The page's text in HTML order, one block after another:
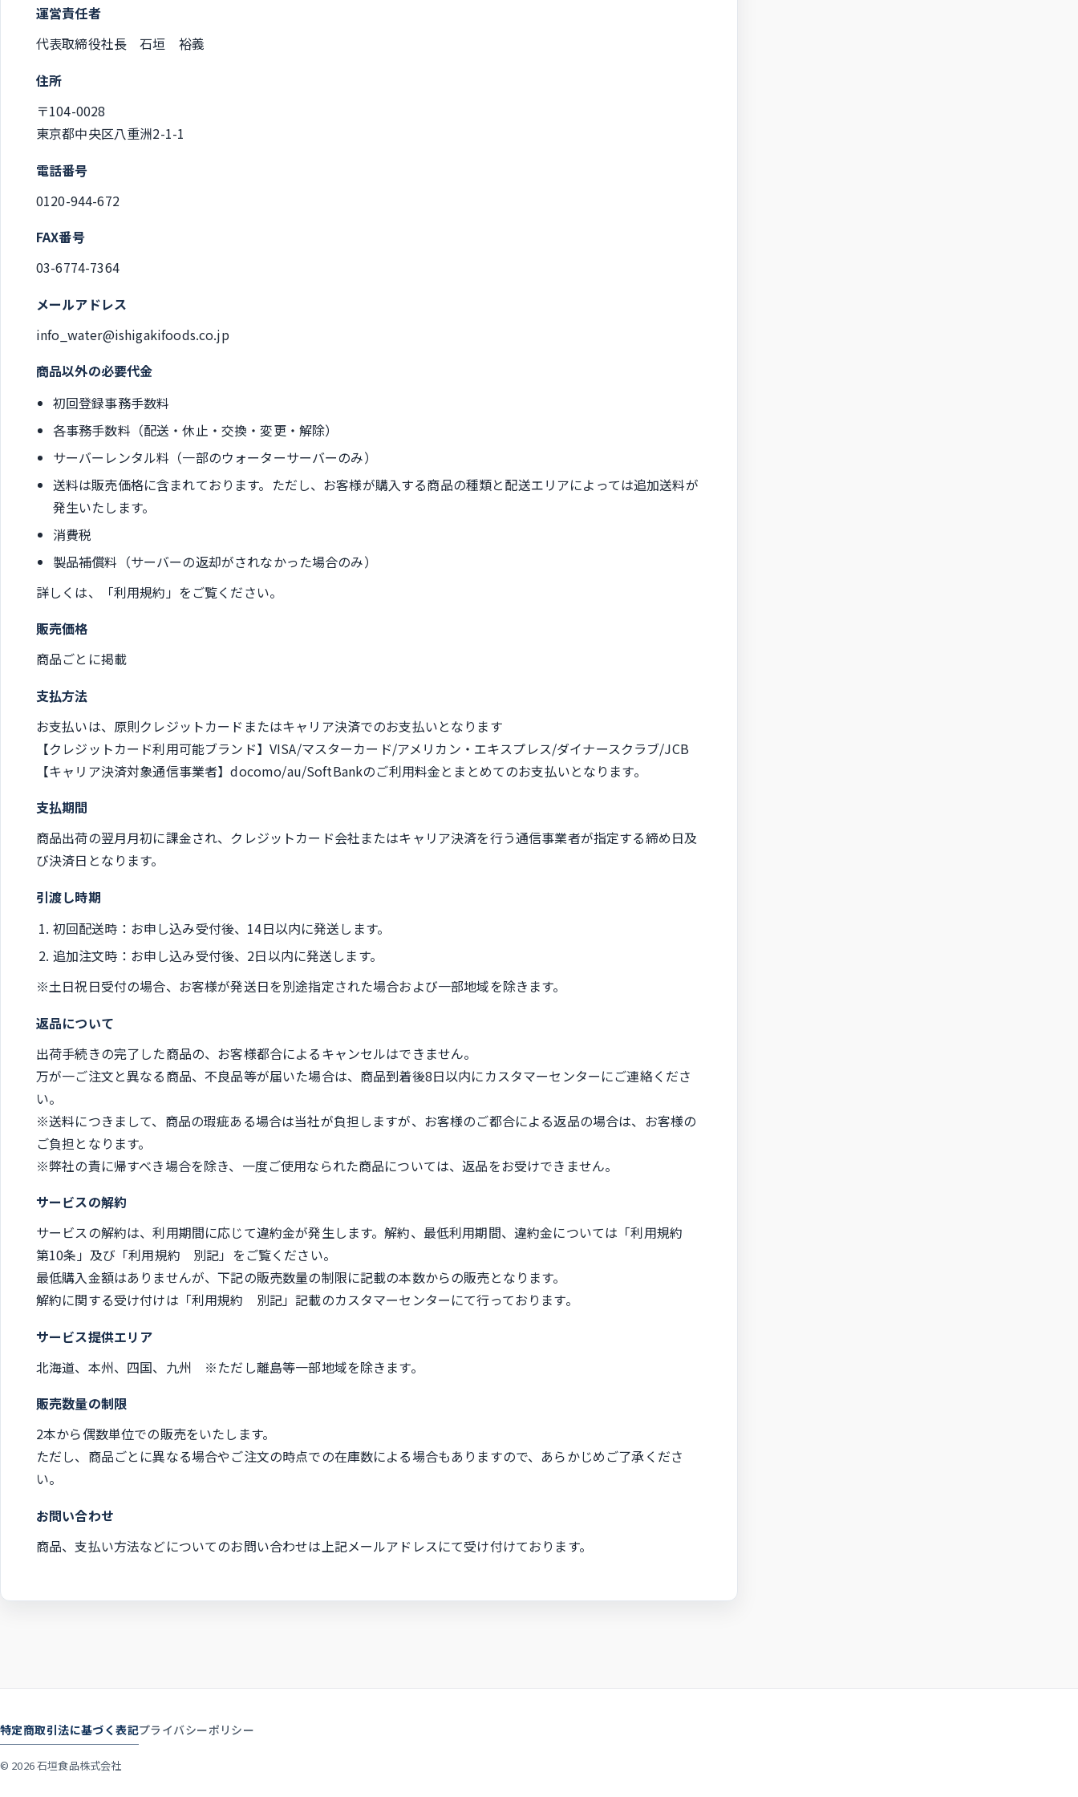
運営責任者
代表取締役社長 石垣 裕義
住所
〒104-0028
東京都中央区八重洲2-1-1
電話番号
0120-944-672
FAX番号
03-6774-7364
メールアドレス
info_water@ishigakifoods.co.jp
商品以外の必要代金
初回登録事務手数料
各事務手数料（配送・休止・交換・変更・解除）
サーバーレンタル料（一部のウォーターサーバーのみ）
送料は販売価格に含まれております。ただし、お客様が購入する商品の種類と配送エリアによっては追加送料が
発生いたします。
消費税
製品補償料（サーバーの返却がされなかった場合のみ）
詳しくは、「利用規約」をご覧ください。
販売価格
商品ごとに掲載
支払方法
お支払いは、原則クレジットカードまたはキャリア決済でのお支払いとなります
【クレジットカード利用可能ブランド】VISA/マスターカード/アメリカン・エキスプレス/ダイナースクラブ/JCB
【キャリア決済対象通信事業者】docomo/au/SoftBankのご利用料金とまとめてのお支払いとなります。
支払期間
商品出荷の翌月月初に課金され、クレジットカード会社またはキャリア決済を行う通信事業者が指定する締め日及
び決済日となります。
引渡し時期
初回配送時：お申し込み受付後、14日以内に発送します。
追加注文時：お申し込み受付後、2日以内に発送します。
※土日祝日受付の場合、お客様が発送日を別途指定された場合および一部地域を除きます。
返品について
出荷手続きの完了した商品の、お客様都合によるキャンセルはできません。
万が一ご注文と異なる商品、不良品等が届いた場合は、商品到着後8日以内にカスタマーセンターにご連絡くださ
い。
※送料につきまして、商品の瑕疵ある場合は当社が負担しますが、お客様のご都合による返品の場合は、お客様の
ご負担となります。
※弊社の責に帰すべき場合を除き、一度ご使用なられた商品については、返品をお受けできません。
サービスの解約
サービスの解約は、利用期間に応じて違約金が発生します。解約、最低利用期間、違約金については「利用規約
第10条」及び「利用規約 別記」をご覧ください。
最低購入金額はありませんが、下記の販売数量の制限に記載の本数からの販売となります。
解約に関する受け付けは「利用規約 別記」記載のカスタマーセンターにて行っております。
サービス提供エリア
北海道、本州、四国、九州 ※ただし離島等一部地域を除きます。
販売数量の制限
2本から偶数単位での販売をいたします。
ただし、商品ごとに異なる場合やご注文の時点での在庫数による場合もありますので、あらかじめご了承くださ
い。
お問い合わせ
商品、支払い方法などについてのお問い合わせは上記メールアドレスにて受け付けております。
特定商取引法に基づく表記プライバシーポリシー
© 2026 石垣食品株式会社